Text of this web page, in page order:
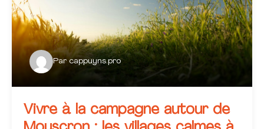
Par cappuyns.pro
Vivre à la campagne autour de